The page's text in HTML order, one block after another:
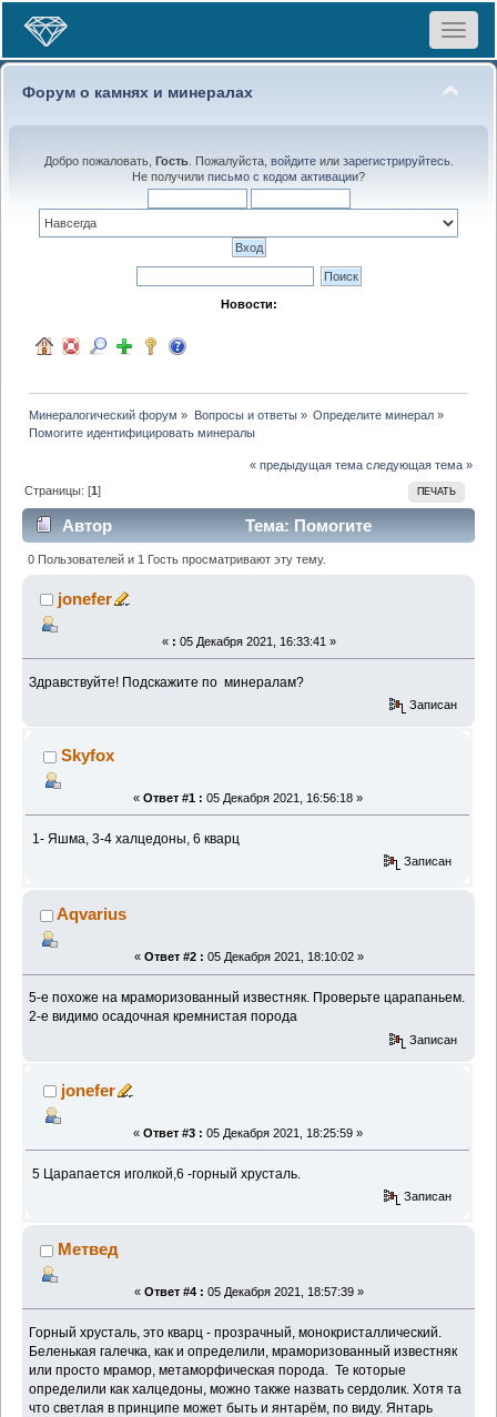
Toggle
Форум о камнях и минералах
Добро пожаловать, Гость. Пожалуйста, войдитеили зарегистрируйтесь.
Не получили письмо с кодом активации?
Новости:
Минералогический форум » Вопросы и ответы» Определите минерал»
Помогите идентифицировать минералы
« предыдущая тема следующая тема »
ПЕЧАТЬ
Страницы: [1]
Автор
Тема: Помогите
идентифицировать минералы (Прочитано 1768 раз)
0 Пользователей и 1 Гость просматривают эту тему.
jonefer
« : 05 Декабря 2021, 16:33:41 »
Здравствуйте! Подскажите по минералам?
Записан
Skyfox
« Ответ #1 : 05 Декабря 2021, 16:56:18 »
1- Яшма, 3-4 халцедоны, 6 кварц
Записан
Aqvarius
« Ответ #2 : 05 Декабря 2021, 18:10:02 »
5-е похоже на мраморизованный известняк. Проверьте царапаньем.
2-е видимо осадочная кремнистая порода
Записан
jonefer
« Ответ #3 : 05 Декабря 2021, 18:25:59 »
5 Царапается иголкой,6 -горный хрусталь.
Записан
Метвед
« Ответ #4 : 05 Декабря 2021, 18:57:39 »
Горный хрусталь, это кварц - прозрачный, монокристаллический.
Беленькая галечка, как и определили, мраморизованный известняк
или просто мрамор, метаморфическая порода. Те которые
определили как халцедоны, можно также назвать сердолик. Хотя та
что светлая в принципе может быть и янтарём, по виду. Янтарь